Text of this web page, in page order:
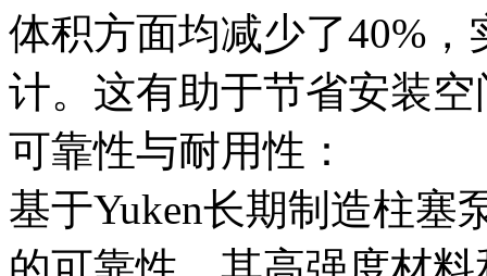
体积方面均减少了40%
计。这有助于节省安装
可靠性与耐用性：
基于Yuken长期制造柱塞